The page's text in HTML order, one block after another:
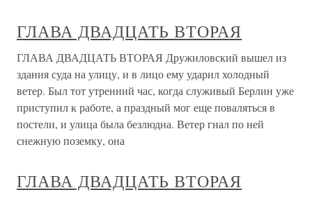
ГЛАВА ДВАДЦАТЬ ВТОРАЯ
ГЛАВА ДВАДЦАТЬ ВТОРАЯ Дружиловский вышел из
здания суда на улицу, и в лицо ему ударил холодный
ветер. Был тот утренний час, когда служивый Берлин уже
приступил к работе, а праздный мог еще поваляться в
постели, и улица была безлюдна. Ветер гнал по ней
снежную поземку, она
ГЛАВА ДВАДЦАТЬ ВТОРАЯ